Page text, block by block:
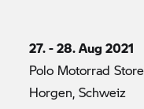
27. - 28. Aug 2021
Polo Motorrad
Horgen, Schweiz